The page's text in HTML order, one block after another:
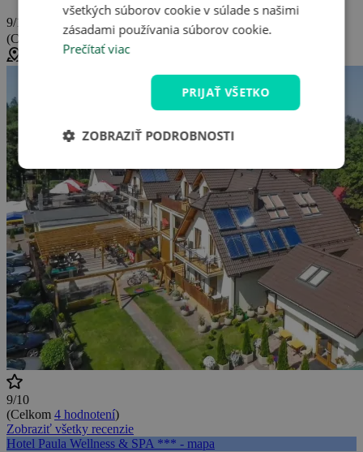
9/10
(Celkom
4 hodnotení
Skvelé
Pobierowo, Poľsko (Zobraziť mapu
9/10
(Celkom 4 hodnotení)
Zobraziť všetky recenzie
Hotel Paula Wellness & SPA *** - mapa
všetkých súborov cookie v súlade s našimi
zásadami používania súborov cookie.
Prečítať viac
PRIJAŤ VŠETKO
ZOBRAZIŤ PODROBNOSTI